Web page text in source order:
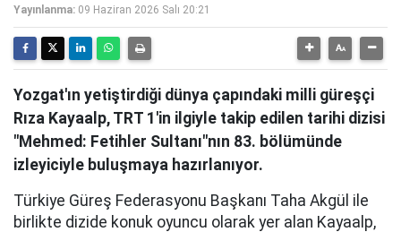
Yayınlanma: 09 Haziran 2026 Salı 20:21
Yozgat'ın yetiştirdiği dünya çapındaki milli güreşçi
Rıza Kayaalp, TRT 1'in ilgiyle takip edilen tarihi dizisi
"Mehmed: Fetihler Sultanı"nın 83. bölümünde
izleyiciyle buluşmaya hazırlanıyor.
Türkiye Güreş Federasyonu Başkanı Taha Akgül ile
birlikte dizide konuk oyuncu olarak yer alan Kayaalp,